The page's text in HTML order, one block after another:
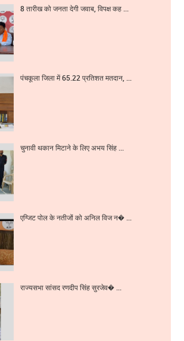
8 तारीख को जनता देगी जवाब, विपक्ष कह ...
पंचकूला जिला में 65.22 प्रतिशत मतदान, ...
चुनावी थकान मिटाने के लिए अभय सिंह ...
एग्जिट पोल के नतीजों को अनिल विज न� ...
राज्यसभा सांसद रणदीप सिंह सुरजेव� ...